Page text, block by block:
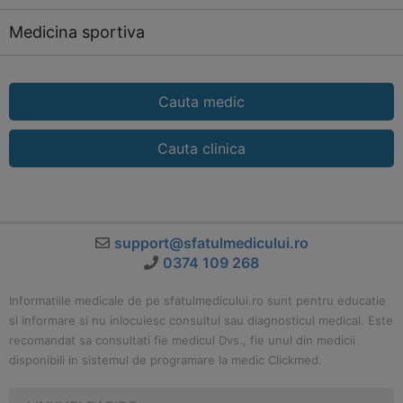
Medicina sportiva
Cauta medic
Cauta clinica
support@sfatulmedicului.ro
0374 109 268
Informatiile medicale de pe sfatulmedicului.ro sunt pentru educatie
si informare si nu inlocuiesc consultul sau diagnosticul medical. Este
recomandat sa consultati fie medicul Dvs., fie unul din medicii
disponibili in sistemul de programare la medic Clickmed.